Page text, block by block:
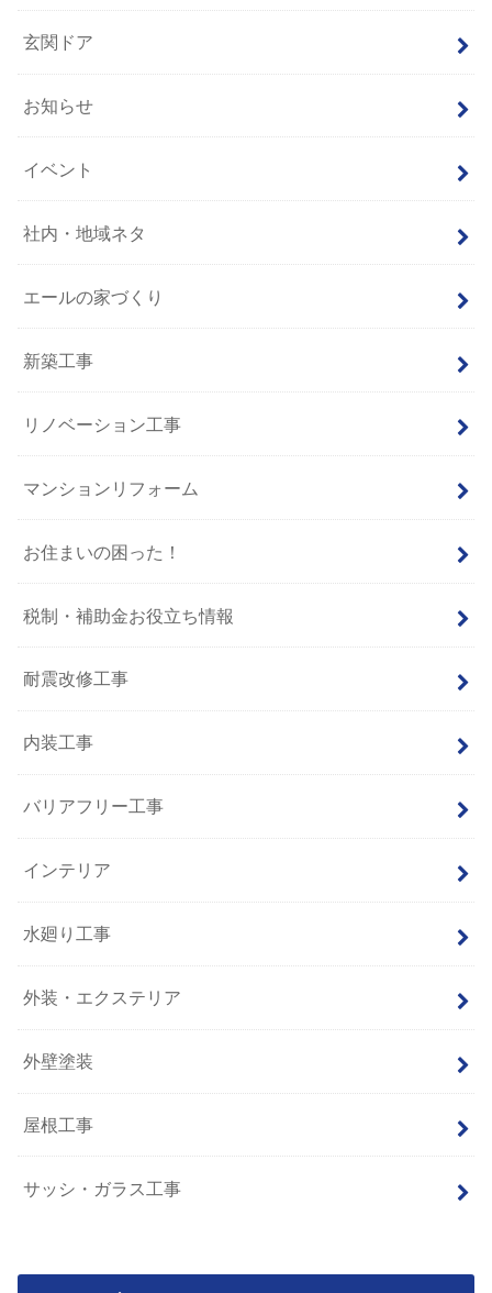
玄関ドア
お知らせ
イベント
社内・地域ネタ
エールの家づくり
新築工事
リノベーション工事
マンションリフォーム
お住まいの困った！
税制・補助金お役立ち情報
耐震改修工事
内装工事
バリアフリー工事
インテリア
水廻り工事
外装・エクステリア
外壁塗装
屋根工事
サッシ・ガラス工事